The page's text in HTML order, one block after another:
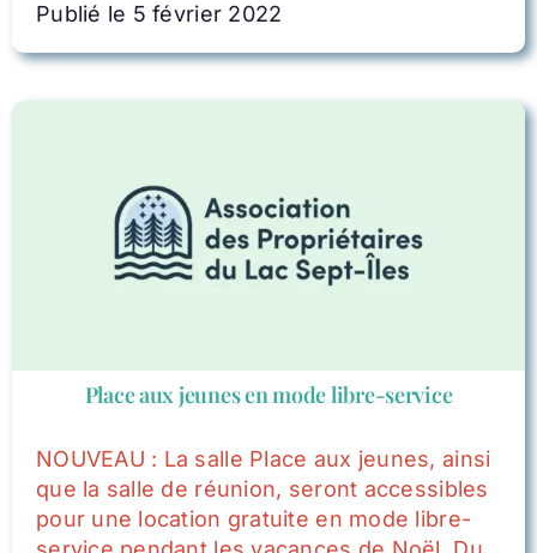
Publié le 5 février 2022
Place aux jeunes en mode libre-service
NOUVEAU : La salle Place aux jeunes, ainsi
que la salle de réunion, seront accessibles
pour une location gratuite en mode libre-